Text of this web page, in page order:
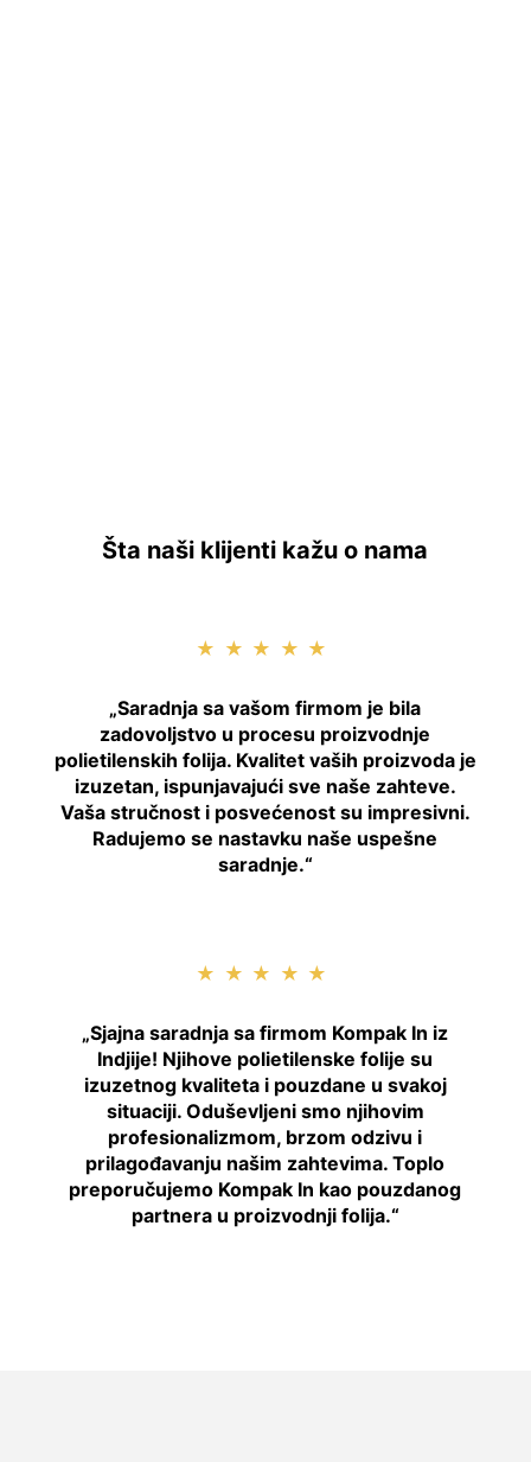
Šta naši klijenti kažu o nama
★★★★★
„Saradnja sa vašom firmom je bila
zadovoljstvo u procesu proizvodnje
polietilenskih folija. Kvalitet vaših proizvoda je
izuzetan, ispunjavajući sve naše zahteve.
Vaša stručnost i posvećenost su impresivni.
Radujemo se nastavku naše uspešne
saradnje.“
★★★★★
„Sjajna saradnja sa firmom Kompak In iz
Indjije! Njihove polietilenske folije su
izuzetnog kvaliteta i pouzdane u svakoj
situaciji. Oduševljeni smo njihovim
profesionalizmom, brzom odzivu i
prilagođavanju našim zahtevima. Toplo
preporučujemo Kompak In kao pouzdanog
partnera u proizvodnji folija.“